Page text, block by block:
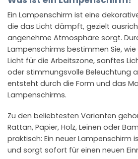
Ein Lampenschirm ist eine
die das Licht dämpft, gezielt
angenehme Atmosphäre sorgt.
Lampenschirms bestimmen Sie, wie
Licht für die Arbeitszone, sanftes
oder stimmungsvolle Beleuchtung
entsteht durch die Form und das
Lampenschirms.
Zu den beliebtesten Varianten
Rattan, Papier, Holz, Leinen oder
praktisch: Ein neuer Lampenschirm
und sorgt sofort für einen neuen